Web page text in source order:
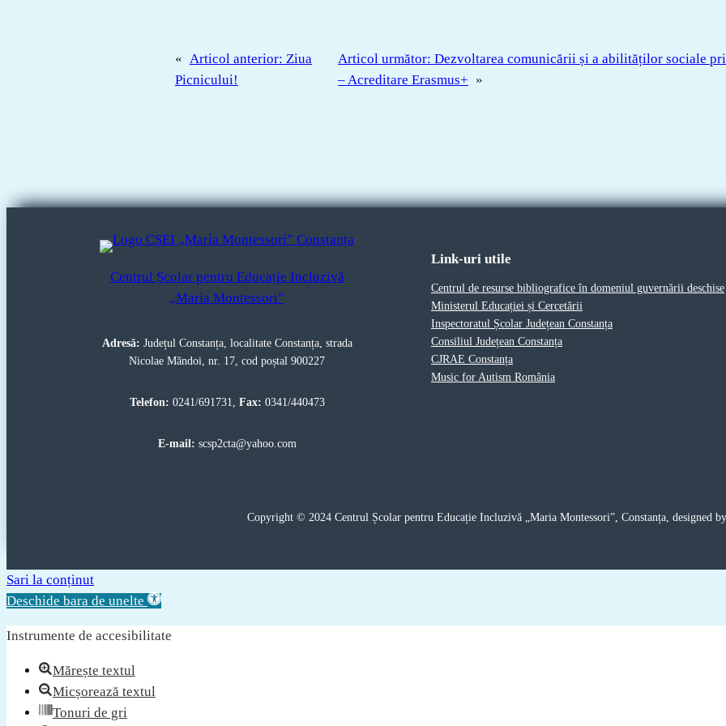
« Articol anterior: Ziua
Picnicului!
Articol următor:Dezvoltarea comunicării și a abilităților sociale
– Acreditare Erasmus+ »
Centrul Școlar pentru Educație Incluzivă
„Maria Montessori”
Adresă: Județul Constanța, localitate Constanța, strada
Nicolae Măndoi, nr. 17, cod poștal 900227
Telefon: 0241/691731, Fax: 0341/440473
E-mail: scsp2cta@yahoo.com
Link-uri utile
Centrul de resurse bibliografice în domeniul guvernării deschise
Ministerul Educației și Cercetării
Inspectoratul Școlar Județean Constanța
Consiliul Județean Constanța
CJRAE Constanța
Music for Autism România
Copyright © 2024 Centrul Școlar pentru Educație Incluzivă „Maria Montessori”, Constanța, designed
Sari la conținut
Deschide bara de unelte
Instrumente de accesibilitate
Mărește textul
Micșorează textul
Tonuri de gri